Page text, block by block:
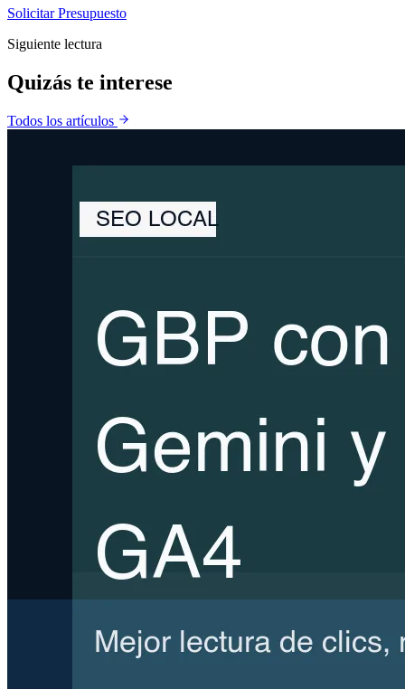
Solicitar Presupuesto
Siguiente lectura
Quizás te interese
Todos los artículos